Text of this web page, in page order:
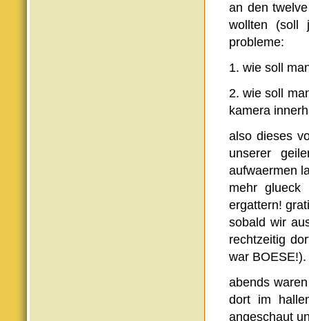
an den
wollten (soll
probleme:
1. wie soll
2. wie soll
kamera
also dieses
unserer
aufwaermen
mehr glueck
ergattern!
sobald wir
rechtzeitig
war BOESE!).
abends
dort im
angeschaut